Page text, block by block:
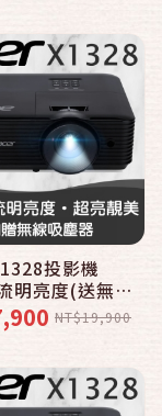
投影機
明亮度(送無線
NT$19,900